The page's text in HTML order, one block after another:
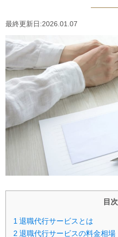
最終更新日:2026.01.07
目次
1 退職代行サービスとは
2 退職代行サービスの料金相場